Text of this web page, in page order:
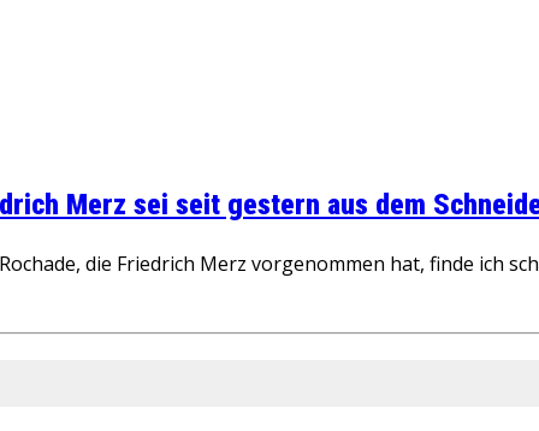
Merz sei seit gestern aus dem
die Friedrich Merz vorgenommen hat, finde ich